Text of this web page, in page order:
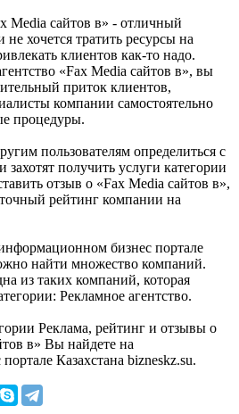
Media сайтов в» - отличный
не хочется тратить ресурсы на
клиентов как-то надо.
«Fax Media сайтов в», вы
приток клиентов,
компании самостоятельно
процедуры.
пользователям определиться с
получить услуги категории
отзыв о «Fax Media сайтов в»,
рейтинг компании на
бизнес портале
найти множество компаний.
из таких компаний, которая
Рекламное агентство.
Реклама, рейтинг и отзывы о
в» Вы найдете на
Казахстана bizneskz.su.